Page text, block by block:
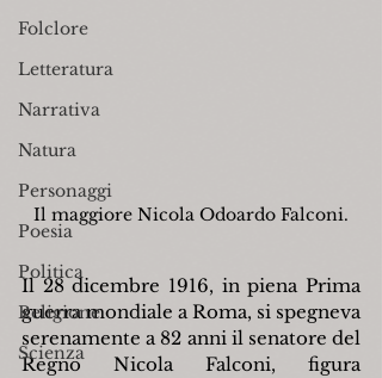
Folclore
Letteratura
Narrativa
Natura
Personaggi
Poesia
Politica
Religione
Scienza
Il maggiore Nicola Odoardo Falconi.
Il 28 dicembre 1916, in piena Prima
guerra mondiale a Roma, si spegneva
serenamente a 82 anni il senatore del
Regno Nicola Falconi, figura